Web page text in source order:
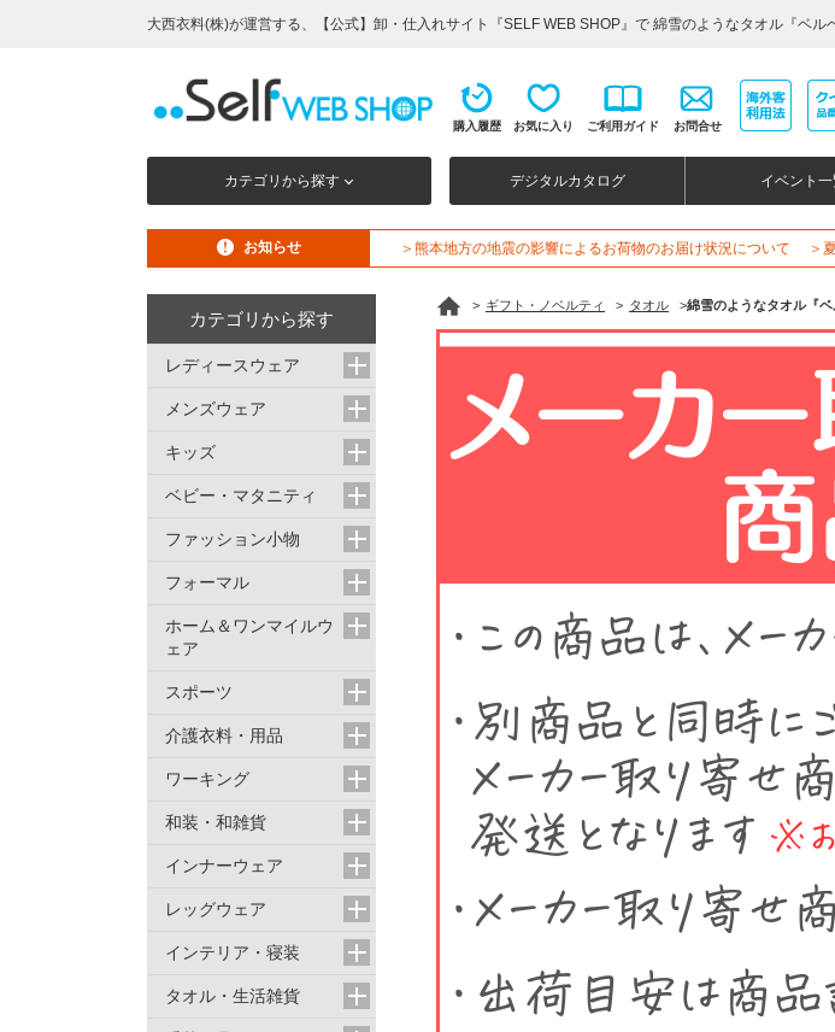
大西衣料(株)が運営する、【公式】卸・仕入れサイト『SELF WEB SHOP』で 綿雪のようなタオル『ベル
購入履歴 お気に入り ご利用ガイド お問合せ
カテゴリから探す デジタルカタログ イベント一
お知らせ ＞熊本地方の地震の影響によるお荷物のお届け状況について ＞
> ギフト・ノベルティ > タオル >綿雪のようなタオル『ベ
カテゴリから探す
レディースウェア
メンズウェア
キッズ
ベビー・マタニティ
ファッション小物
フォーマル
ホーム＆ワンマイルウ
ェア
スポーツ
介護衣料・用品
ワーキング
和装・和雑貨
インナーウェア
レッグウェア
インテリア・寝装
タオル・生活雑貨